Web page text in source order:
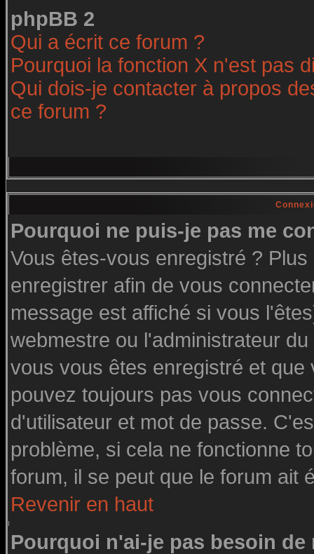
phpBB 2
Qui a écrit ce forum ?
Pourquoi la fonction X n'est pas
Qui dois-je contacter à propos
ce forum ?
Pourquoi ne puis-je pas me
Vous êtes-vous enregistré ?
enregistrer afin de vous
message est affiché si vous
webmestre ou l'administrateur
vous vous êtes enregistré et
pouvez toujours pas vous
d'utilisateur et mot de passe.
problème, si cela ne fonctionne
forum, il se peut que le forum ait
Revenir en haut
Pourquoi n'ai-je pas besoin